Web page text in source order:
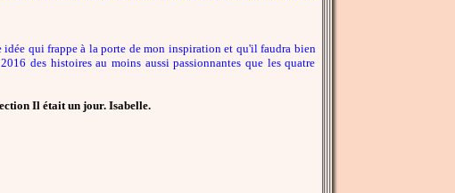
idée qui frappe à la porte de mon inspiration et qu'il faudra bien
des histoires au moins aussi passionnantes que les quatre
Il était un jour. Isabelle.